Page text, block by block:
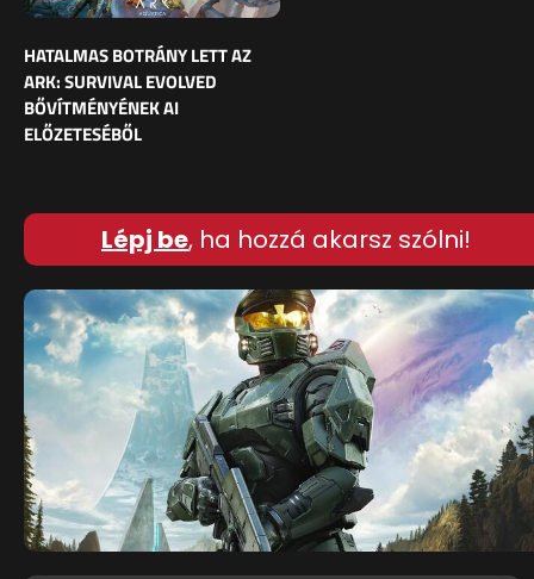
HATALMAS BOTRÁNY LETT AZ
ARK: SURVIVAL EVOLVED
BŐVÍTMÉNYÉNEK AI
ELŐZETESÉBŐL
Lépj be, ha hozzá akarsz szólni!